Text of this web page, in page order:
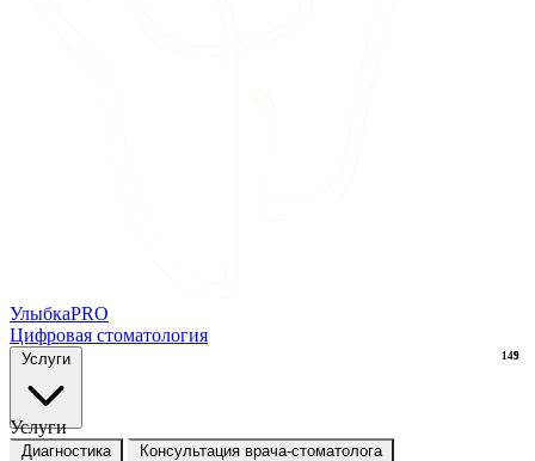
УлыбкаPRO
Цифровая стоматология
Услуги
Услуги
Диагностика Консультация врача-стоматолога
9
149